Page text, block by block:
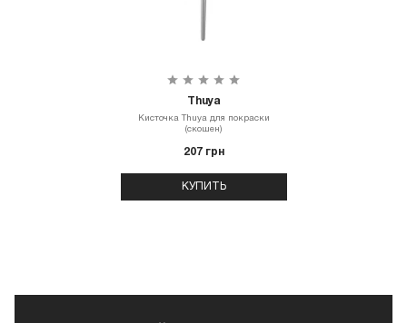
Thuya
Кисточка Thuya для покраски
(скошен)
207 грн
КУПИТЬ